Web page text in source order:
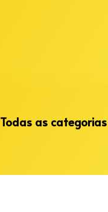
Todas as categorias